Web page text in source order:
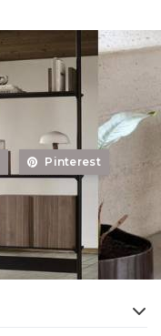
Pinterest